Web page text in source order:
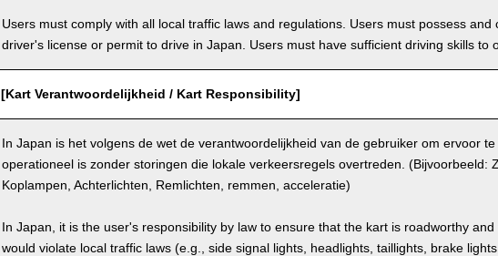
Users must comply with all local traffic laws and regulations. Users must possess and
driver's license or permit to drive in Japan. Users must have sufficient driving skills to
[Kart Verantwoordelijkheid / Kart Responsibility]
In Japan is het volgens de wet de verantwoordelijkheid van de gebruiker om ervoor
operationeel is zonder storingen die lokale verkeersregels overtreden. (Bijvoorbeeld:
Koplampen, Achterlichten, Remlichten, remmen, acceleratie)
In Japan, it is the user's responsibility by law to ensure that the kart is roadworthy
would violate local traffic laws (e.g., side signal lights, headlights, taillights, brake